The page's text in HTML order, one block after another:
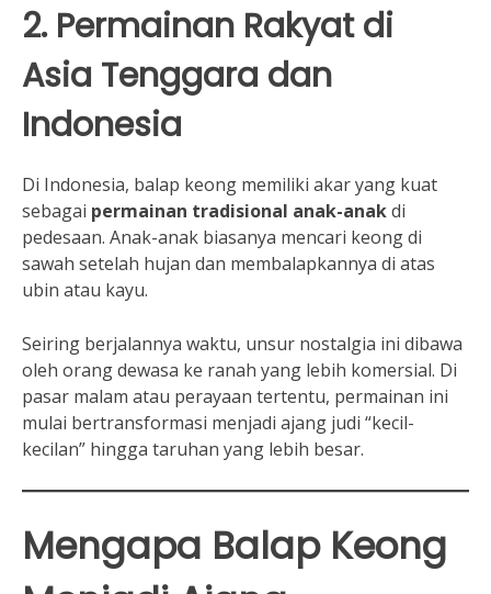
2. Permainan Rakyat di
Asia Tenggara dan
Indonesia
Di Indonesia, balap keong memiliki akar yang kuat
sebagai permainan tradisional anak-anakdi
pedesaan. Anak-anak biasanya mencari keong di
sawah setelah hujan dan membalapkannya di atas
ubin atau kayu.
Seiring berjalannya waktu, unsur nostalgia ini dibawa
oleh orang dewasa ke ranah yang lebih komersial. Di
pasar malam atau perayaan tertentu, permainan ini
mulai bertransformasi menjadi ajang judi “kecil-
kecilan” hingga taruhan yang lebih besar.
Mengapa Balap Keong